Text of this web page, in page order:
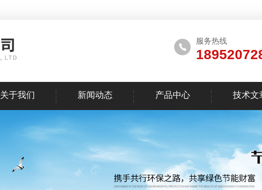
服务热线
关于我们 新闻动态 产品中心 技术文